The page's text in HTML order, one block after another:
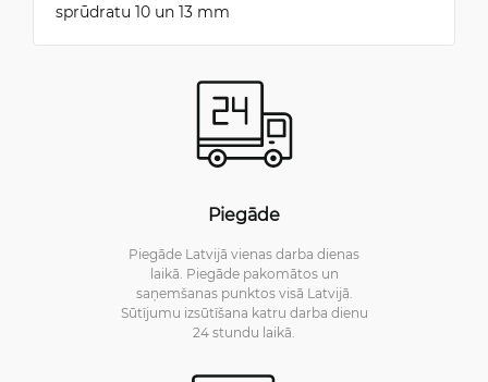
sprūdratu 10 un 13 mm
Piegāde
Piegāde Latvijā vienas darba dienas
laikā. Piegāde pakomātos un
saņemšanas punktos visā Latvijā.
Sūtījumu izsūtīšana katru darba dienu
24 stundu laikā.